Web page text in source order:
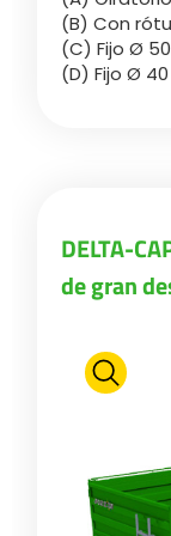
(B) Con
(C) Fijo Ø
(D) Fijo Ø
DELTA-
de gran